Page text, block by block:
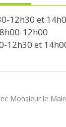
12h30 et
12h00
12h30 et
Monsieur le